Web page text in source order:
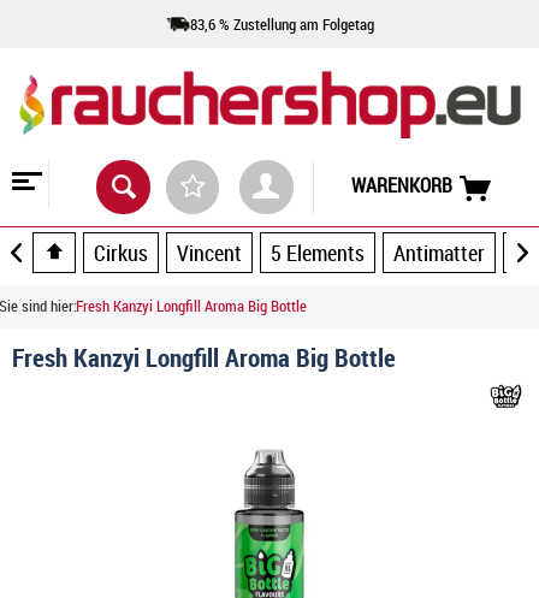
83,6 % Zustellung am Folgetag
WARENKORB
Cirkus Vincent 5 Elements Antimatter
Sie sind hier:Fresh Kanzyi Longfill Aroma Big Bottle
Fresh Kanzyi Longfill Aroma Big Bottle